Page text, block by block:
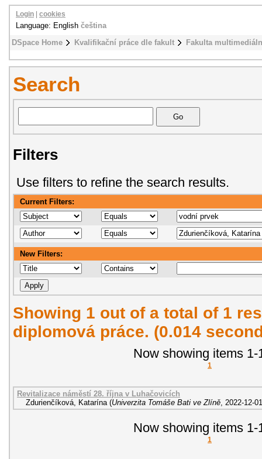
DSpace Home Kvalifikační práce dle fakult Fakulta
Login cookies
Language: English čeština
Search
Filters
Use filters to refine the search results.
Current Filters:
New Filters:
Showing 1 out of a total of 1
diplomová práce. (0.014
Now showing items 1-
1
Revitalizace náměstí 28. října v Luhačovicích
Zdurienčíková, Katarína (Univerzita Tomáše Bati ve Zlíně, 2022-12-01
Now showing items 1-
1